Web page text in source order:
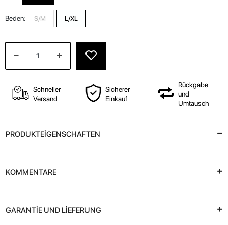
Beden: S/M L/XL
Schneller
Versand
Sicherer
Einkauf
Rückgabe
und
Umtausch
PRODUKTEİGENSCHAFTEN
KOMMENTARE
GARANTİE UND LİEFERUNG